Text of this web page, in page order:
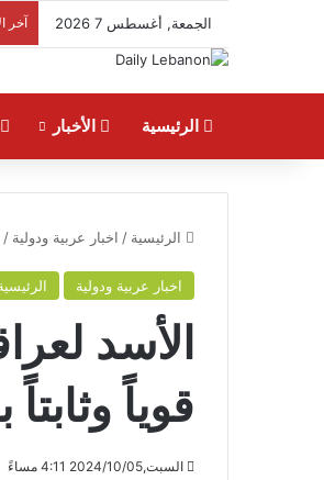
الجمعة, أغسطس 7 2026 آخر
الرئيسية الأخبار
الرئيسية / اخبار عربية ودولية /
اخبار عربية ودولية
الأسد
قوياً
السبت,2024/10/05 4:11 مساءً